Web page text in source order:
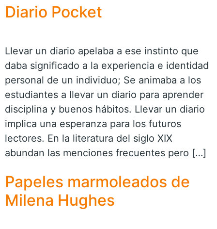
Diario Pocket
Llevar un diario apelaba a ese instinto que
daba significado a la experiencia e identidad
personal de un individuo; Se animaba a los
estudiantes a llevar un diario para aprender
disciplina y buenos hábitos. Llevar un diario
implica una esperanza para los futuros
lectores. En la literatura del siglo XIX
abundan las menciones frecuentes pero […]
Papeles marmoleados de
Milena Hughes